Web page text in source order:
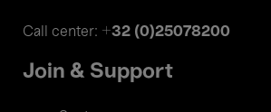
Call center: +32 (0)25078200
Join & Support